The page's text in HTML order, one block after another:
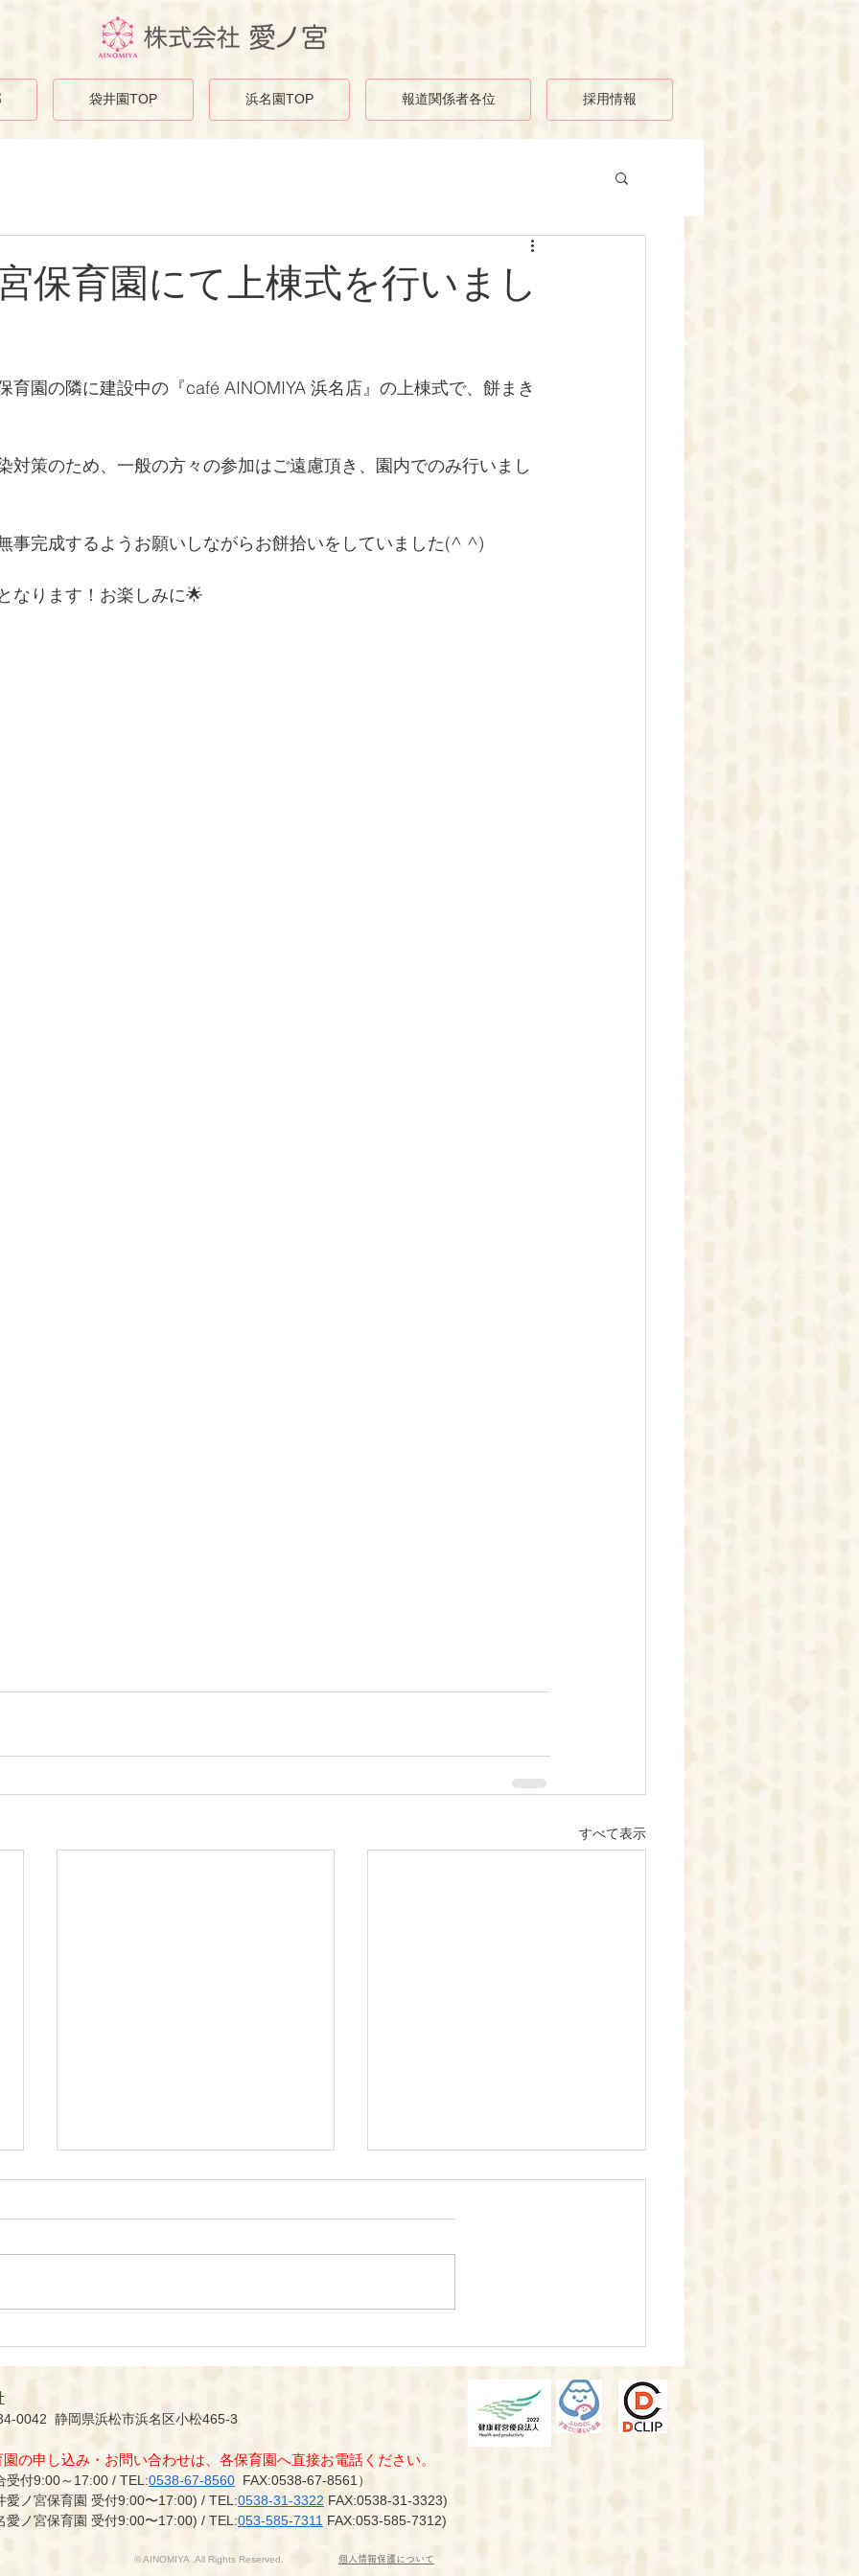
袋井園TOP 浜名園TOP 報道関係者各位 採用情報
保育園にて上棟式を行いまし
育園の隣に建設中の『café AINOMIYA 浜名店』の上棟式で、餅まき
対策のため、一般の方々の参加はご遠慮頂き、園内でのみ行いまし
事完成するようお願いしながらお餅拾いをしていました(^ ^)
なります！お楽しみに🌟
すべて表示
年末年始の休業のご案内
プン！
0042 静岡県浜松市浜名 区小松465-3
園の申し込み・お問い合わせは、各保育園へ直接お電話ください。
受付9:00～17:00 / TEL:0538-67-8560 FAX:0538-67-8561）
愛ノ宮保育園 受付9:00〜17:00) / TEL:0538-31-3322 FAX:0538-31-3323)
愛ノ宮保育園 受付9:00〜17:00) / TEL:053-585-7311 FAX:053-585-7312)
© AINOMIYA .All Rights Reserved. ​個人情報保護について